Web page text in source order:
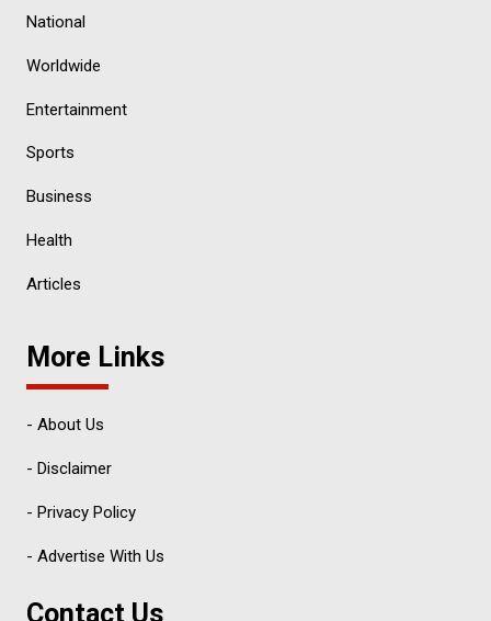
National
Worldwide
Entertainment
Sports
Business
Health
Articles
More Links
- About Us
- Disclaimer
- Privacy Policy
- Advertise With Us
Contact Us